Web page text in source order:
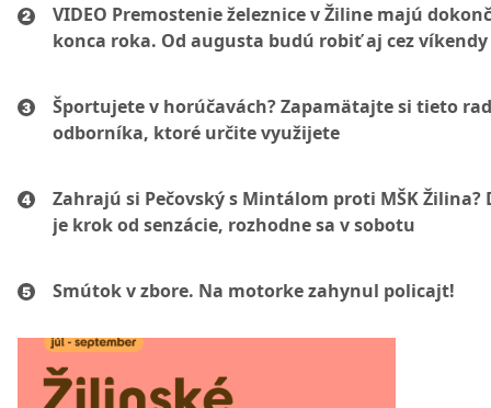
VIDEO Premostenie železnice v Žiline majú
konca roka. Od augusta budú robiť aj cez víkendy
Športujete v horúčavách? Zapamätajte si tieto
odborníka, ktoré určite využijete
Zahrajú si Pečovský s Mintálom proti MŠK Žilina?
je krok od senzácie, rozhodne sa v sobotu
Smútok v zbore. Na motorke zahynul policajt!